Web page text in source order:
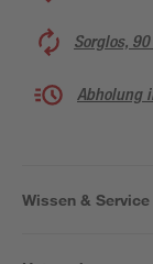
Sorglos,
Abholung
Wissen & Service